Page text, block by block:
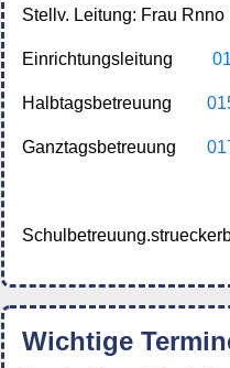
Stellv. Leitung: Frau Rnno
Einrichtungsleitung
Halbtagsbetreuung
Ganztagsbetreuung
Wichtige